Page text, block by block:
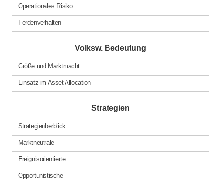
Operationales Risiko
Herdenverhalten
Volksw. Bedeutung
Größe und Marktmacht
Einsatz im Asset Allocation
Strategien
Strategieüberblick
Marktneutrale
Ereignisorientierte
Opportunistische